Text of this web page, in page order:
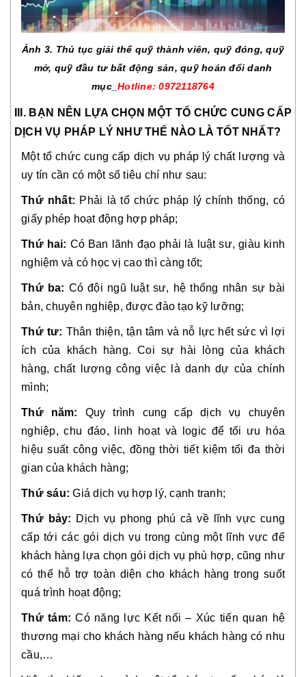
Ảnh 3. Thủ tục giải thể quỹ thành viên, quỹ đóng, quỹ
mở, quỹ đầu tư bất động sản, quỹ hoán đổi danh
mục_Hotline: 0972118764
III. BẠN NÊN LỰA CHỌN MỘT TỔ CHỨC CUNG CẤP
DỊCH VỤ PHÁP LÝ NHƯ THẾ NÀO LÀ TỐT NHẤT?
Một tổ chức cung cấp dịch vụ pháp lý chất lượng và
uy tín cần có một số tiêu chí như sau:
Thứ nhất: Phải là tổ chức pháp lý chính thống, có
giấy phép hoạt động hợp pháp;
Thứ hai: Có Ban lãnh đạo phải là luật sư, giàu kinh
nghiệm và có học vị cao thì càng tốt;
Thứ ba: Có đội ngũ luật sư, hệ thống nhân sự bài
bản, chuyên nghiệp, được đào tạo kỹ lưỡng;
Thứ tư: Thân thiện, tận tâm và nỗ lực hết sức vì lợi
ích của khách hàng. Coi sự hài lòng của khách
hàng, chất lượng công việc là danh dự của chính
mình;
Thứ năm: Quy trình cung cấp dịch vụ chuyên
nghiệp, chu đáo, linh hoạt và logic để tối ưu hóa
hiệu suất công việc, đồng thời tiết kiệm tối đa thời
gian của khách hàng;
Thứ sáu: Giá dịch vụ hợp lý, cạnh tranh;
Thứ bảy: Dịch vụ phong phú cả về lĩnh vực cung
cấp tới các gói dịch vụ trong cùng một lĩnh vực để
khách hàng lựa chọn gói dịch vụ phù hợp, cũng như
có thể hỗ trợ toàn diện cho khách hàng trong suốt
quá trình hoạt động;
Thứ tám: Có năng lực Kết nối – Xúc tiến quan hệ
thương mại cho khách hàng nếu khách hàng có nhu
cầu,…